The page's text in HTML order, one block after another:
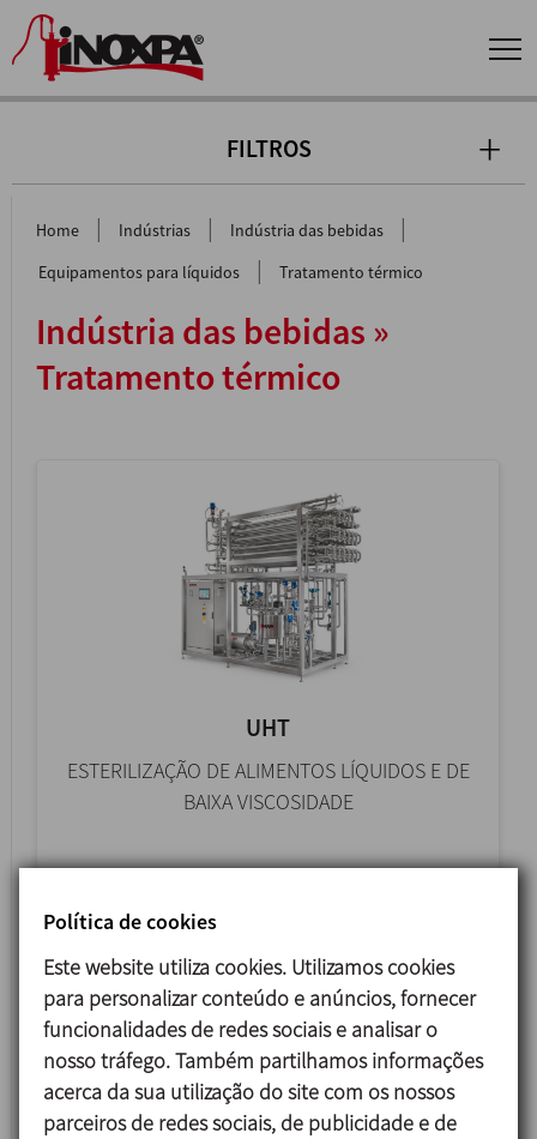
FILTROS
Home | Indústrias | Indústria das bebidas |
Equipamentos para líquidos | Tratamento térmico
Indústria das bebidas »
Tratamento térmico
UHT
ESTERILIZAÇÃO DE ALIMENTOS LÍQUIDOS E DE
BAIXA VISCOSIDADE
Política de cookies
Este website utiliza cookies. Utilizamos cookies
para personalizar conteúdo e anúncios, fornecer
funcionalidades de redes sociais e analisar o
nosso tráfego. Também partilhamos informações
acerca da sua utilização do site com os nossos
parceiros de redes sociais, de publicidade e de